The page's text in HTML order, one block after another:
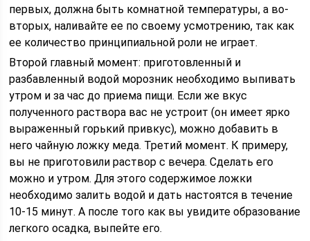
первых, должна быть комнатной температуры, а во-
вторых, наливайте ее по своему усмотрению, так как
ее количество принципиальной роли не играет.
Второй главный момент: приготовленный и
разбавленный водой морозник необходимо выпивать
утром и за час до приема пищи. Если же вкус
полученного раствора вас не устроит (он имеет ярко
выраженный горький привкус), можно добавить в
него чайную ложку меда. Третий момент. К примеру,
вы не приготовили раствор с вечера. Сделать его
можно и утром. Для этого содержимое ложки
необходимо залить водой и дать настоятся в течение
10-15 минут. А после того как вы увидите образование
легкого осадка, выпейте его.